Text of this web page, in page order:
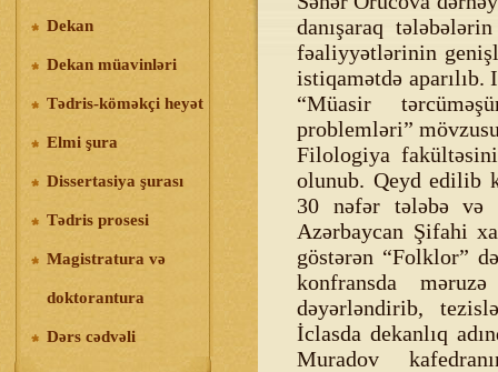
Dekan
Dekan müavinləri
Tədris-köməkçi heyət
Elmi şura
Dissertasiya şurası
Tədris prosesi
Magistratura və
doktorantura
Dərs cədvəli
danışaraq
fəaliyyətlərinin
istiqamətdə
“Müasir
problemləri”
Filologiya
olunub. Qeyd edilib
30 nəfər tələbə və
Azərbaycan Şifahi
göstərən “Folklor”
konfransda
dəyərləndirib,
İclasda dekanlıq
Muradov